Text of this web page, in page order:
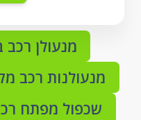
מנעולן רכב
מנעולנות רכב
שכפול מפתח